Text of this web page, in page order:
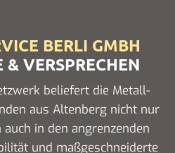
BERLI GMBH
VERSPRECHEN
beliefert die Metall-
aus Altenberg nicht nur
in den angrenzenden
und maßgeschneiderte